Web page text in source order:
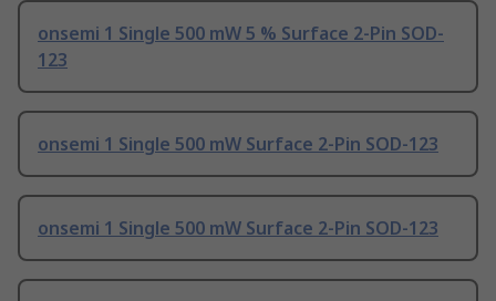
onsemi 1 Single 500 mW 5 % Surface 2-Pin SOD-
123
onsemi 1 Single 500 mW Surface 2-Pin SOD-123
onsemi 1 Single 500 mW Surface 2-Pin SOD-123